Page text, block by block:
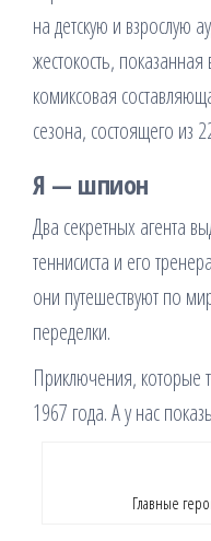
на детскую и взрослую
жестокость,
комиксовая
сезона, состоящего из
Я — шпион
Два секретных агента
теннисиста и его
они путешествуют по
переделки.
Приключения, которые
1967 года. А у нас
Главные